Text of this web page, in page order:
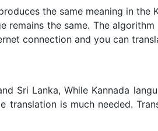
the same meaning in the
remains the same. The
connection and you can
Sri Lanka, While Kannada
is much needed.